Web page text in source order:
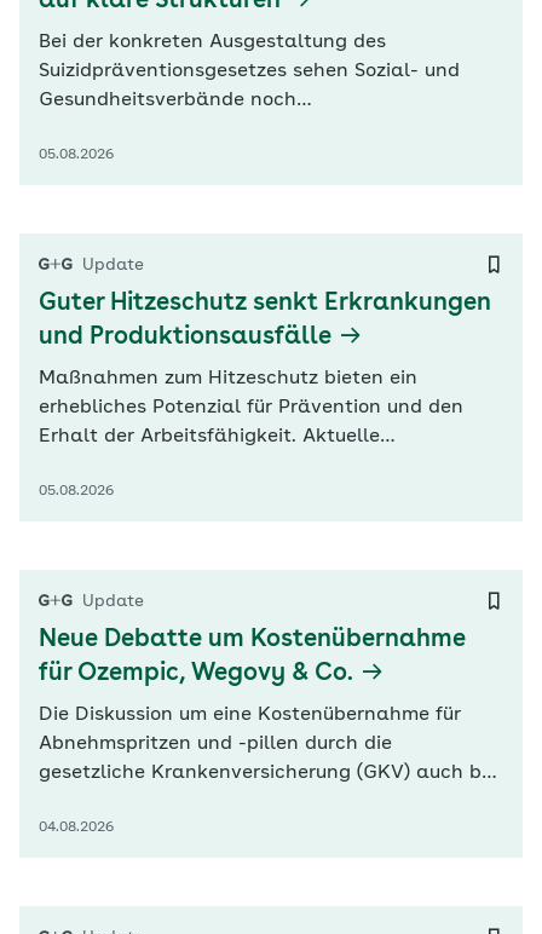
Bei der konkreten Ausgestaltung des
Suizidpräventionsgesetzes sehen Sozial- und
Gesundheitsverbände noch
Spitzenverband (GKV-SV) warnt in seiner
Aufgaben nicht aus Beitragsmitteln finanziert
werden. Weitere…
05.08.2026
Update
Guter Hitzeschutz senkt Erkrankungen
und Produktionsausfälle
Maßnahmen zum Hitzeschutz bieten ein
erhebliches Potenzial für Prävention und den
Erhalt der Arbeitsfähigkeit. Aktuelle
Teil der Beschäftigten durch Hitze stark belastet
05.08.2026
Update
Neue Debatte um Kostenübernahme
für Ozempic, Wegovy & Co.
Die Diskussion um eine Kostenübernahme für
Abnehmspritzen und -pillen durch die
gesetzliche Krankenversicherung (GKV) auch bei
Deutschlandchef des Pharmakonzerns Eli Lilly,
04.08.2026